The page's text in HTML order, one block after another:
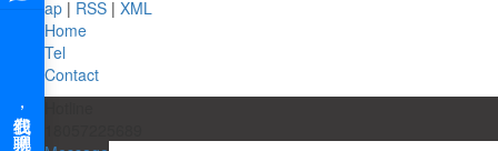
Site map | RSS | XML
Home
Tel
Contact